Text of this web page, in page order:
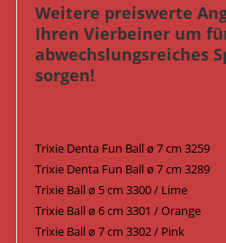
Weitere preiswerte
Ihren Vierbeiner um
abwechslungsreiches
sorgen!
Trixie Denta Fun Ball ø 7 cm 3259
Trixie Denta Fun Ball ø 7 cm 3289
Trixie Ball ø 5 cm 3300 / Lime
Trixie Ball ø 6 cm 3301 / Orange
Trixie Ball ø 7 cm 3302 / Pink